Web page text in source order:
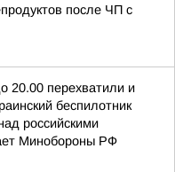
после ЧП с
20.00 перехватили и
беспилотник
российскими
Минобороны РФ